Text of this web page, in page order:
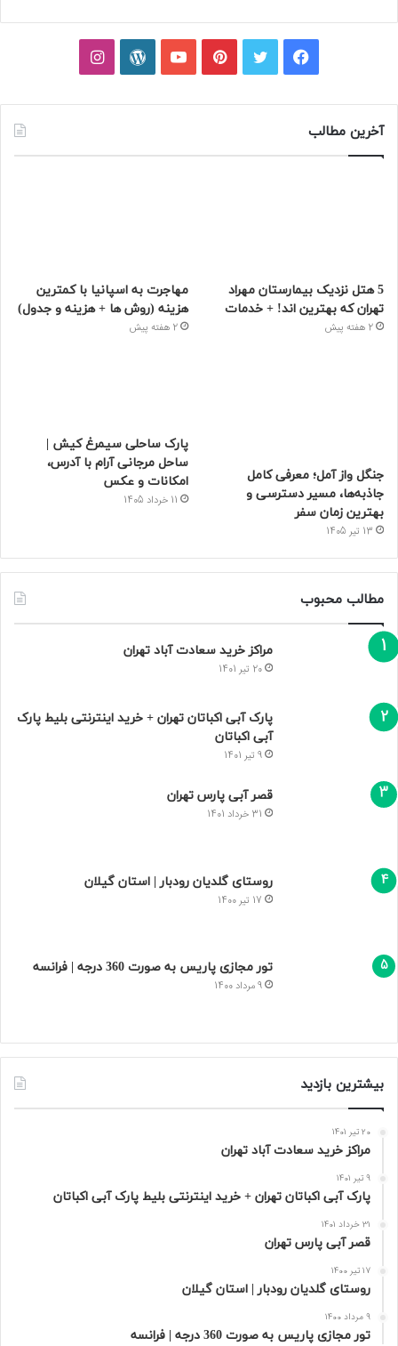
فیسبوکتوییترپینتریستیوتیوبوردپرساینستاگرام
آخرین مطالب
5 هتل نزدیک بیمارستان مهراد
تهران که بهترین‌ اند! + خدمات
2 هفته پیش
مهاجرت به اسپانیا با کمترین
هزینه (روش ها + هزینه و جدول)
2 هفته پیش
جنگل واز آمل؛ معرفی کامل
جاذبه‌ها، مسیر دسترسی و
بهترین زمان سفر
13 تیر 1405
پارک ساحلی سیمرغ کیش |
ساحل مرجانی آرام با آدرس،
امکانات و عکس
11 خرداد 1405
مطالب محبوب
مراکز خرید سعادت‌ آباد تهران
20 تیر 1401
پارک آبی اکباتان تهران + خرید اینترنتی بلیط پارک
آبی اکباتان
9 تیر 1401
قصر آبی پارس تهران
31 خرداد 1401
روستای گلدیان رودبار | استان گیلان
17 تیر 1400
تور مجازی پاریس به صورت 360 درجه | فرانسه
9 مرداد 1400
بیشترین بازدید
20 تیر 1401
مراکز خرید سعادت‌ آباد تهران
9 تیر 1401
پارک آبی اکباتان تهران + خرید اینترنتی بلیط پارک آبی اکباتان
31 خرداد 1401
قصر آبی پارس تهران
17 تیر 1400
روستای گلدیان رودبار | استان گیلان
9 مرداد 1400
تور مجازی پاریس به صورت 360 درجه | فرانسه